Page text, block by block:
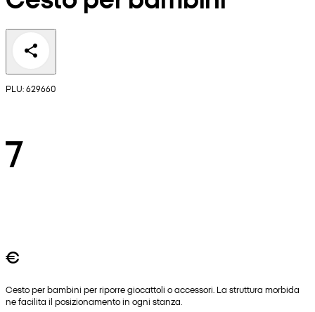
PLU: 629660
7
€
Cesto per bambini per riporre giocattoli o accessori. La struttura morbida
ne facilita il posizionamento in ogni stanza.